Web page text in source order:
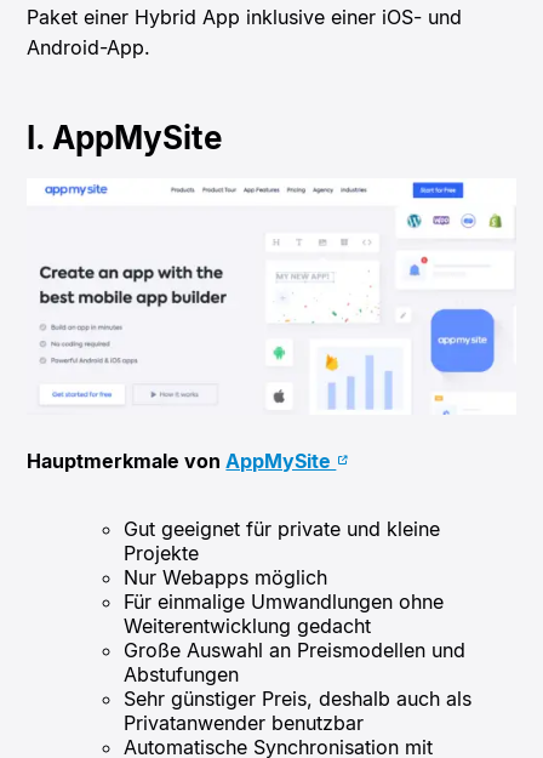
Paket einer Hybrid App inklusive einer iOS- und
Android-App.
I. AppMySite
Hauptmerkmale vonAppMySite
Gut geeignet für private und kleine
Projekte
Nur Webapps möglich
Für einmalige Umwandlungen ohne
Weiterentwicklung gedacht
Große Auswahl an Preismodellen und
Abstufungen
Sehr günstiger Preis, deshalb auch als
Privatanwender benutzbar
Automatische Synchronisation mit